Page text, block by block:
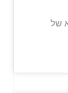
של